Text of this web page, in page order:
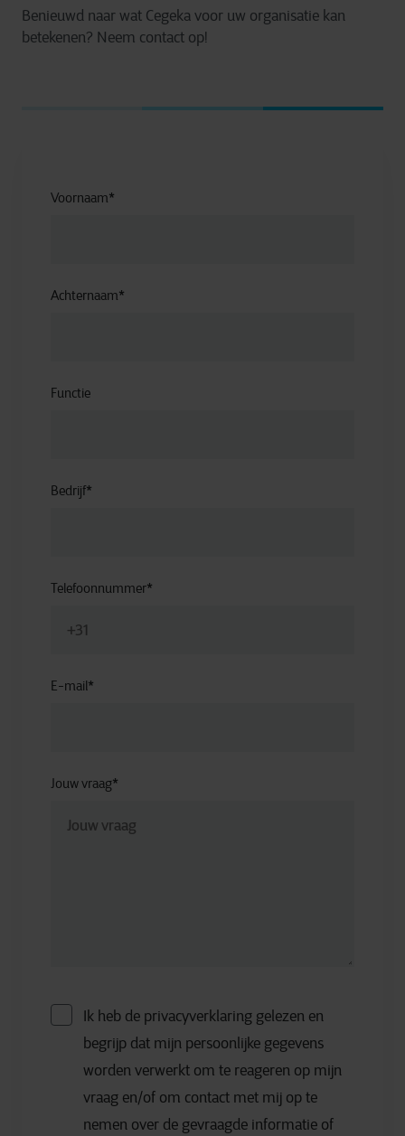
Benieuwd naar wat Cegeka voor uw organisatie kan
betekenen? Neem contact op!
Voornaam*
Achternaam*
Functie
Bedrijf*
Telefoonnummer*
E-mail*
Jouw vraag*
Ik heb de privacyverklaring gelezen en
begrijp dat mijn persoonlijke gegevens
worden verwerkt om te reageren op mijn
vraag en/of om contact met mij op te
nemen over de gevraagde informatie of